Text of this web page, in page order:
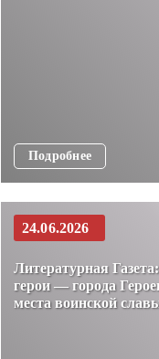
Подробнее
24.06.2026
Литературная
герои — города
места воинской